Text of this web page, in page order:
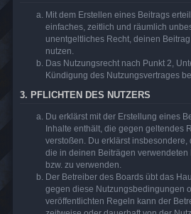
Mit dem Erstellen eines Beitrags
einfaches, zeitlich und räumlich
unentgeltliches Recht, deinen
nutzen.
Das Nutzungsrecht nach Punkt 2,
Kündigung des Nutzungsvertrages
3. PFLICHTEN DES NUTZERS
Du erklärst mit der Erstellung eines
Inhalte enthält, die gegen geltendes
verstoßen. Du erklärst insbesondere,
die in deinen Beiträgen verwendeten
bzw. zu verwenden.
Der Betreiber des Boards übt das
gegen diese Nutzungsbedingungen
veröffentlichten Regeln kann der